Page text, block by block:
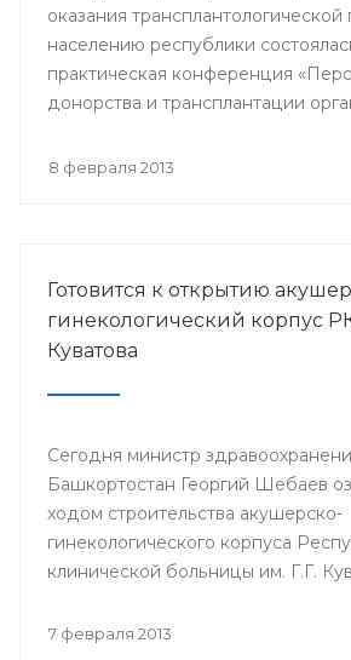
оказания
населению республики
практическая конференция
донорства и трансплантации
8 февраля 2013
Готовится к открытию
гинекологический корпус
Куватова
Сегодня министр
Башкортостан Георгий Шебаев
ходом строительства акушерско-
гинекологического корпуса
клинической больницы им. Г.Г.
7 февраля 2013